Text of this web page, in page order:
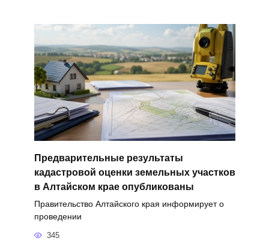
Предварительные результаты
кадастровой оценки земельных участков
в Алтайском крае опубликованы
Правительство Алтайского края информирует о
проведении
345